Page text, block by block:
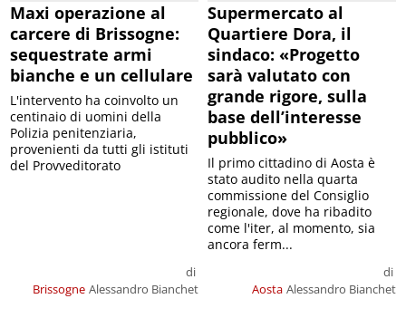
Maxi operazione al
carcere di Brissogne:
sequestrate armi
bianche e un cellulare
Brissogne
di
Alessandro Bianchet
L'intervento ha coinvolto un
centinaio di uomini della
Polizia penitenziaria,
provenienti da tutti gli istituti
del Provveditorato
Supermercato al
Quartiere Dora, il
sindaco: «Progetto
sarà valutato con
grande rigore, sulla
base dell’interesse
pubblico»
Aosta
di
Alessandro Bianchet
Il primo cittadino di Aosta è
stato audito nella quarta
commissione del Consiglio
regionale, dove ha ribadito
come l'iter, al momento, sia
ancora ferm...